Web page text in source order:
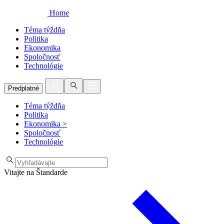
Home
Téma týždňa
Politika
Ekonomika
Spoločnosť
Technológie
Predplatné
Téma týždňa
Politika
Ekonomika >
Spoločnosť
Technológie
Vitajte na Štandarde